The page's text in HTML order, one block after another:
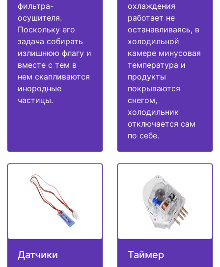
фильтра-
осушителя.
Поскольку его
задача собирать
излишнюю флагу и
вместе с тем в
нем скапливаются
инородные
частицы.
охлаждения
работает не
останавливаясь, в
холодильной
камере минусовая
температура и
продукты
покрываются
снегом,
холодильник
отключается сам
по себе.
Датчики Таймер